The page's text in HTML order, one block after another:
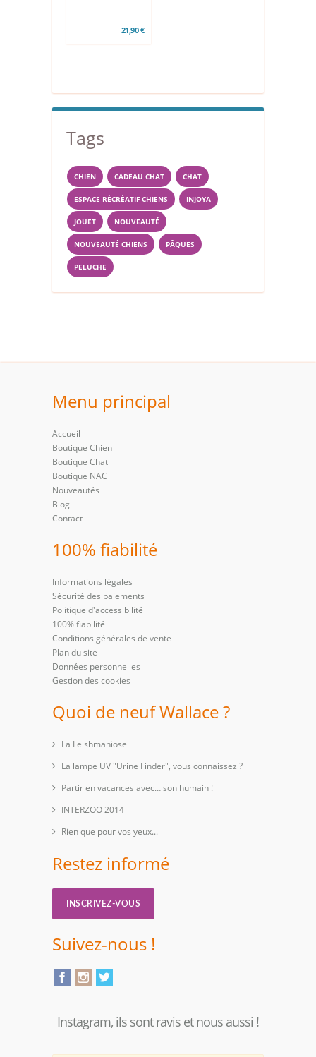
21,90 €
Tags
CHIEN CADEAU CHAT CHAT
ESPACE RÉCRÉATIF CHIENS INJOYA
JOUET NOUVEAUTÉ
NOUVEAUTÉ CHIENS PÂQUES
PELUCHE
Menu principal
Accueil
Boutique Chien
Boutique Chat
Boutique NAC
Nouveautés
Blog
Contact
100% fiabilité
Informations légales
Sécurité des paiements
Politique d'accessibilité
100% fiabilité
Conditions générales de vente
Plan du site
Données personnelles
Gestion des cookies
Quoi de neuf Wallace ?
La Leishmaniose
La lampe UV "Urine Finder", vous connaissez ?
Partir en vacances avec… son humain !
INTERZOO 2014
Rien que pour vos yeux...
Restez informé
INSCRIVEZ-VOUS
Suivez-nous !
Instagram, ils sont ravis et nous aussi !